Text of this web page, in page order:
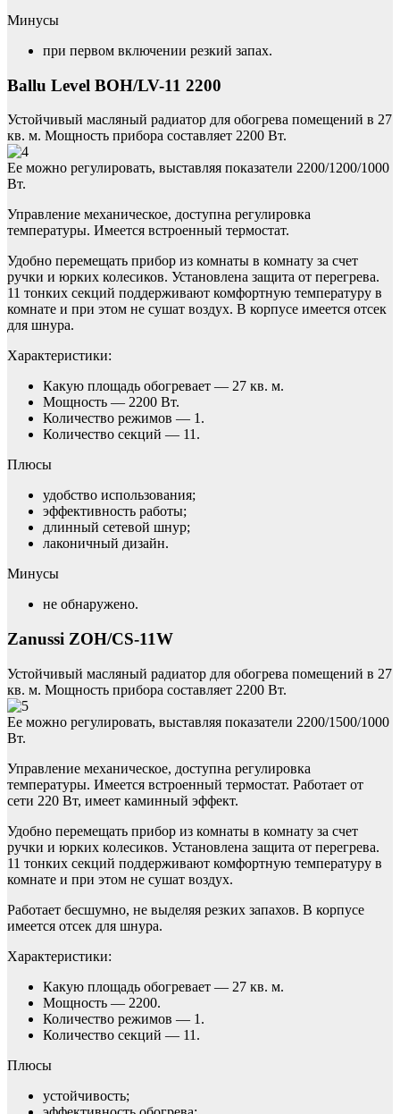
Минусы
при первом включении резкий запах.
Ballu Level BOH/LV-11 2200
Устойчивый масляный радиатор для обогрева помещений в 27
кв. м. Мощность прибора составляет 2200 Вт.
Ее можно регулировать, выставляя показатели 2200/1200/1000
Вт.
Управление механическое, доступна регулировка
температуры. Имеется встроенный термостат.
Удобно перемещать прибор из комнаты в комнату за счет
ручки и юрких колесиков. Установлена защита от перегрева.
11 тонких секций поддерживают комфортную температуру в
комнате и при этом не сушат воздух. В корпусе имеется отсек
для шнура.
Характеристики:
Какую площадь обогревает — 27 кв. м.
Мощность — 2200 Вт.
Количество режимов — 1.
Количество секций — 11.
Плюсы
удобство использования;
эффективность работы;
длинный сетевой шнур;
лаконичный дизайн.
Минусы
не обнаружено.
Zanussi ZOH/CS-11W
Устойчивый масляный радиатор для обогрева помещений в 27
кв. м. Мощность прибора составляет 2200 Вт.
Ее можно регулировать, выставляя показатели 2200/1500/1000
Вт.
Управление механическое, доступна регулировка
температуры. Имеется встроенный термостат. Работает от
сети 220 Вт, имеет каминный эффект.
Удобно перемещать прибор из комнаты в комнату за счет
ручки и юрких колесиков. Установлена защита от перегрева.
11 тонких секций поддерживают комфортную температуру в
комнате и при этом не сушат воздух.
Работает бесшумно, не выделяя резких запахов. В корпусе
имеется отсек для шнура.
Характеристики:
Какую площадь обогревает — 27 кв. м.
Мощность — 2200.
Количество режимов — 1.
Количество секций — 11.
Плюсы
устойчивость;